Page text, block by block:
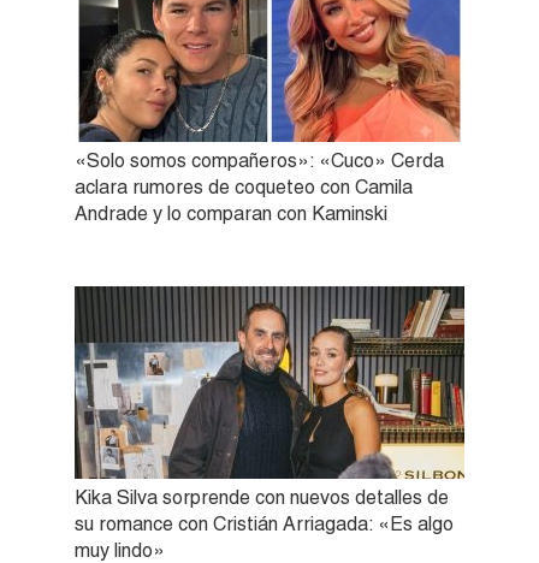
«Solo somos compañeros»: «Cuco» Cerda
aclara rumores de coqueteo con Camila
Andrade y lo comparan con Kaminski
Kika Silva sorprende con nuevos detalles de
su romance con Cristián Arriagada: «Es algo
muy lindo»